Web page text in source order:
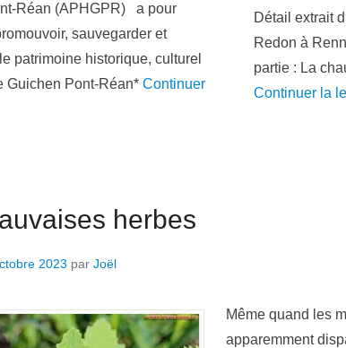
Réan (APHGPR) a pour
sauvegarder et
patrimoine historique, culturel
Guichen Pont-Réan* Continuer
Détail extrait
Redon à
partie : La
Continuer la
herbes
2023 par Joël
Même quand les
apparemment